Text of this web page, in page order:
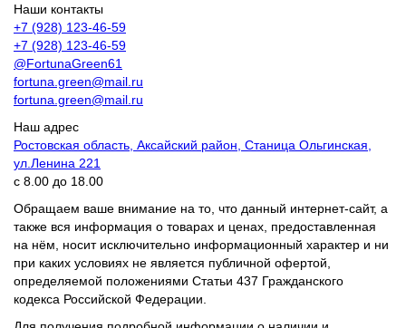
Наши контакты
+7 (928) 123-46-59
+7 (928) 123-46-59
@FortunaGreen61
fortuna.green@mail.ru
fortuna.green@mail.ru
Наш адрес
Ростовская область, Аксайский район, Станица Ольгинская,
ул.Ленина 221
с 8.00 до 18.00
Обращаем ваше внимание на то, что данный интернет-сайт, а
также вся информация о товарах и ценах, предоставленная
на нём, носит исключительно информационный характер и ни
при каких условиях не является публичной офертой,
определяемой положениями Статьи 437 Гражданского
кодекса Российской Федерации.